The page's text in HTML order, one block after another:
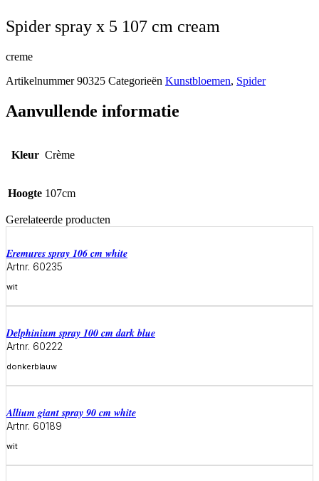
Spider spray x 5 107 cm cream
creme
Artikelnummer90325 Categorieën Kunstbloemen, Spider
Aanvullende informatie
Kleur Crème
Hoogte 107cm
Gerelateerde producten
eremures spray 106 cm white
Artnr. 60235
wit
delphinium spray 100 cm dark blue
Artnr. 60222
donkerblauw
allium giant spray 90 cm white
Artnr. 60189
wit